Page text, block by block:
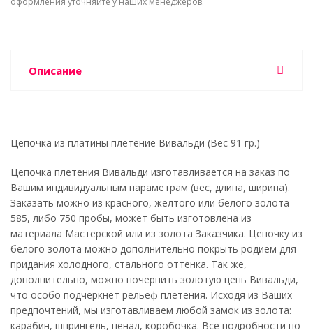
Описание
Цепочка из платины плетение Вивальди (Вес 91 гр.)
Цепочка плетения Вивальди изготавливается на заказ по
Вашим индивидуальным параметрам (вес, длина, ширина).
Заказать можно из красного, жёлтого или белого золота
585, либо 750 пробы, может быть изготовлена из
материала Мастерской или из золота Заказчика. Цепочку из
белого золота можно дополнительно покрыть родием для
придания холодного, стального оттенка. Так же,
дополнительно, можно почернить золотую цепь Вивальди,
что особо подчеркнёт рельеф плетения. Исходя из Ваших
предпочтений, мы изготавливаем любой замок из золота:
карабин, шпрингель, пенал, коробочка. Все подробности по